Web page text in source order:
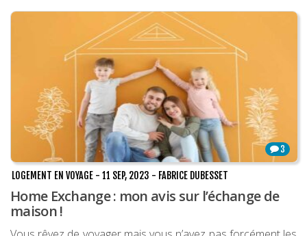
3
LOGEMENT EN VOYAGE - 11 SEP, 2023 - FABRICE DUBESSET
Home Exchange : mon avis sur l’échange de
maison !